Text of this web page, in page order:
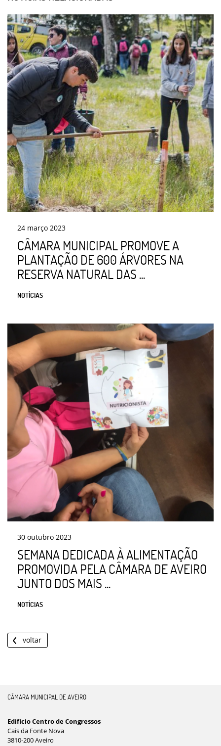
24 março 2023
CÂMARA MUNICIPAL PROMOVE A
PLANTAÇÃO DE 600 ÁRVORES NA
RESERVA NATURAL DAS ...
NOTÍCIAS
30 outubro 2023
SEMANA DEDICADA À ALIMENTAÇÃO
PROMOVIDA PELA CÂMARA DE AVEIRO
JUNTO DOS MAIS ...
NOTÍCIAS
voltar
CÂMARA MUNICIPAL DE AVEIRO
Edifício Centro de Congressos
Cais da Fonte Nova
3810-200 Aveiro